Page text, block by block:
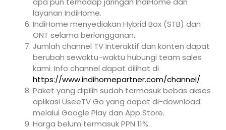
layanan IndiHome.
IndiHome menyediakan Hybrid Box (STB) dan
ONT selama berlangganan.
Jumlah channel TV Interaktif dan konten dapat
berubah sewaktu-waktu hubungi team sales
kami. Info channel dapat dilihat di
https://www.indihomepartner.com/channel/
Paket yang dipilih sudah termasuk bebas akses
aplikasi UseeTV Go yang dapat di-download
melalui Google Play dan App Store.
Harga belum termasuk PPN 11%.